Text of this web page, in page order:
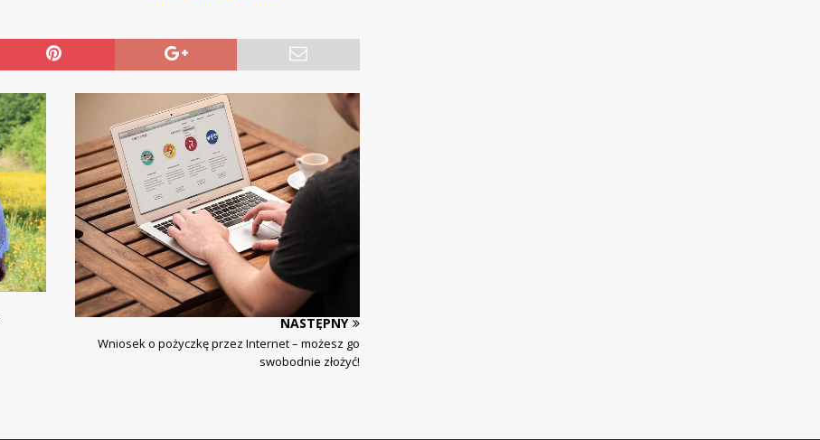
NASTĘPNY
Wniosek o pożyczkę przez Internet – możesz go
swobodnie złożyć!